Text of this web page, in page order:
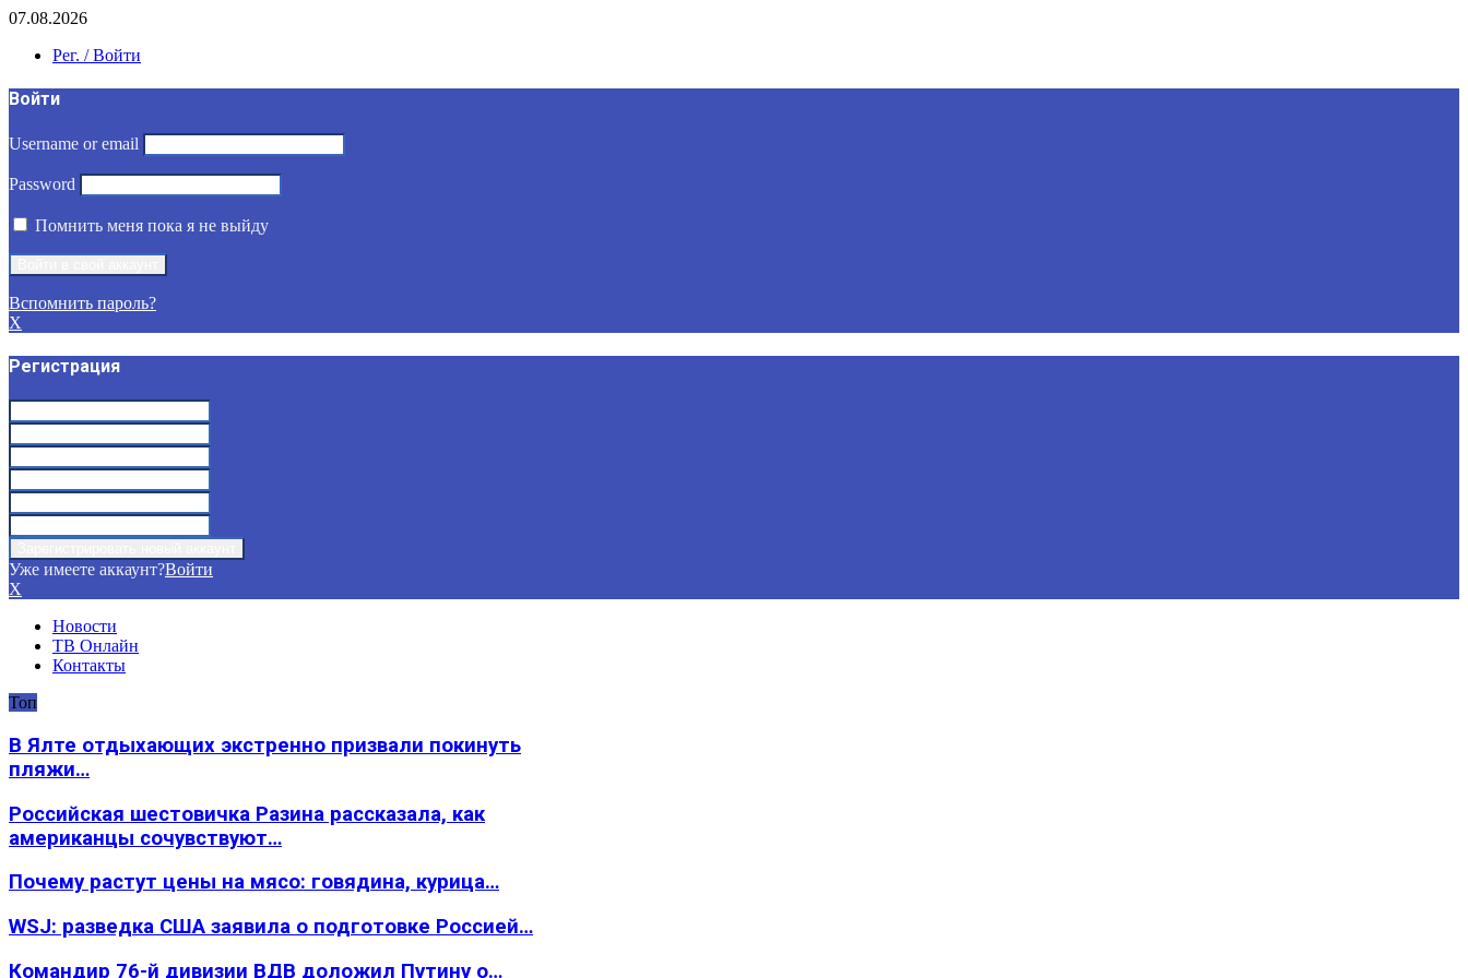
07.08.2026
Рег. / Войти
Войти
Username or email
Password
Помнить меня пока я не выйду
Вспомнить пароль?
X
Регистрация
Уже имеете аккаунт?Войти
X
Новости
ТВ Онлайн
Контакты
Топ
В Ялте отдыхающих экстренно призвали покинуть
пляжи…
Российская шестовичка Разина рассказала, как
американцы сочувствуют…
Почему растут цены на мясо: говядина, курица…
WSJ: разведка США заявила о подготовке Россией…
Командир 76-й дивизии ВДВ доложил Путину о…